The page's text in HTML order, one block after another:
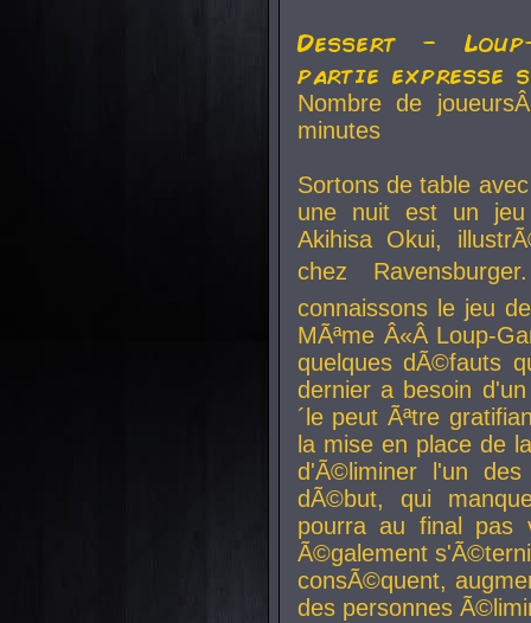
Dessert -
partie expresse
Nombre de
minutes
Sortons de table
une nuit est un
Akihisa Okui,
chez
connaissons le jeu
MÃªme Â«Â Loup-
quelques dÃ©fauts
dernier a besoin
´le peut Ãªtre
la mise en place de
d'Ã©liminer l'un
dÃ©but, qui
pourra au final pas
Ã©galement
consÃ©quent,
des personnes